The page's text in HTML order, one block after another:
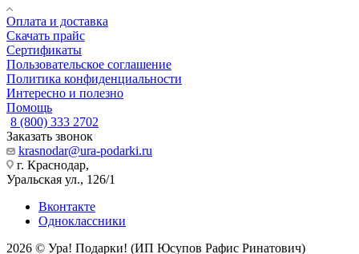
Оплата и доставка
Скачать прайс
Сертификаты
Пользовательское соглашение
Политика конфиденциальности
Интересно и полезно
Помощь
8 (800) 333 2702
Заказать звонок
krasnodar@ura-podarki.ru
г. Краснодар,
Уральская ул., 126/1
Вконтакте
Одноклассники
2026 © Ура! Подарки! (ИП Юсупов Рафис Ринатович)